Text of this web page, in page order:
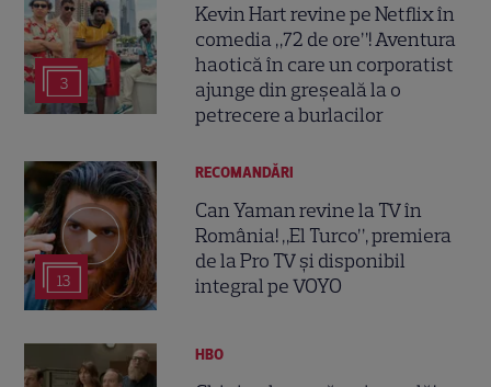
3
Kevin Hart revine pe Netflix în
comedia „72 de ore”! Aventura
haotică în care un corporatist
ajunge din greșeală la o
petrecere a burlacilor
13
RECOMANDĂRI
Can Yaman revine la TV în
România! „El Turco”, premiera
de la Pro TV și disponibil
integral pe VOYO
HBO